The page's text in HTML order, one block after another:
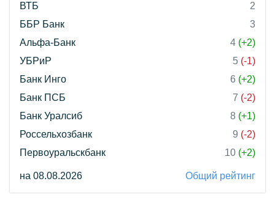
ВТБ
2
ББР Банк
3
Альфа-Банк
4 (+2)
УБРиР
5 (-1)
Банк Инго
6 (+2)
Банк ПСБ
7 (-2)
Банк Уралсиб
8 (+1)
Россельхозбанк
9 (-2)
Первоуральскбанк
10 (+2)
на 08.08.2026 Общий рейтинг